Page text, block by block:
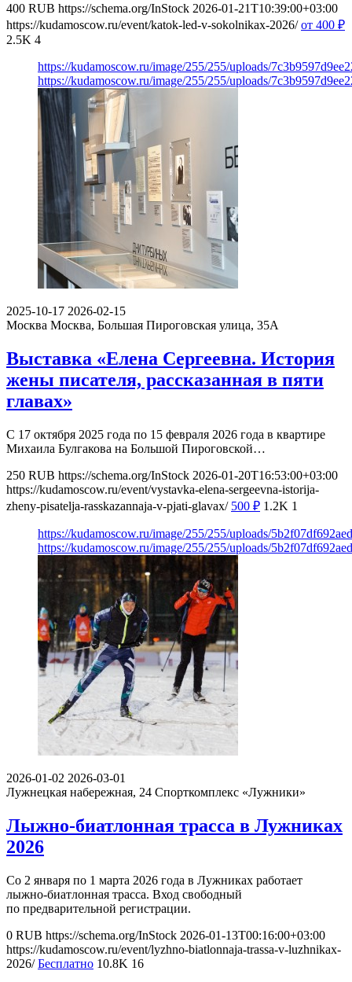
400 RUB https://schema.org/InStock 2026-01-21T10:39:00+03:00
https://kudamoscow.ru/event/katok-led-v-sokolnikax-2026/ от 400 ₽
2.5K 4
https://kudamoscow.ru/image/255/255/uploads/
https://kudamoscow.ru/image/255/255/uploads/
2025-10-17 2026-02-15
Москва Москва, Большая Пироговская улица, 35А
Выставка «Елена Сергеевна. История
жены писателя, рассказанная в пяти
главах»
С 17 октября 2025 года по 15 февраля 2026 года в квартире
Михаила Булгакова на Большой Пироговской…
250 RUB https://schema.org/InStock 2026-01-20T16:53:00+03:00
https://kudamoscow.ru/event/vystavka-elena-sergeevna-istorija-
zheny-pisatelja-rasskazannaja-v-pjati-glavax/ 500 ₽ 1.2K 1
https://kudamoscow.ru/image/255/255/uploads/
https://kudamoscow.ru/image/255/255/uploads/
2026-01-02 2026-03-01
Лужнецкая набережная, 24 Спорткомплекс «Лужники»
Лыжно-биатлонная трасса в Лужниках
2026
Со 2 января по 1 марта 2026 года в Лужниках работает
лыжно-биатлонная трасса. Вход свободный
по предварительной регистрации.
0 RUB https://schema.org/InStock 2026-01-13T00:16:00+03:00
https://kudamoscow.ru/event/lyzhno-biatlonnaja-trassa-v-luzhnikax-
2026/ Бесплатно 10.8K 16